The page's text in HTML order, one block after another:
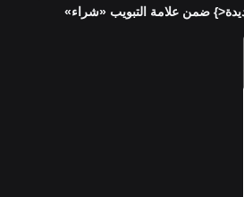
} ضمن علامة التبويب «شراء»